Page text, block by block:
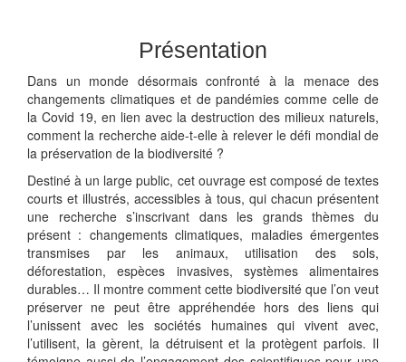
Présentation
Dans un monde désormais confronté à la menace des
changements climatiques et de pandémies comme celle de
la Covid 19, en lien avec la destruction des milieux naturels,
comment la recherche aide-t-elle à relever le défi mondial de
la préservation de la biodiversité ?
Destiné à un large public, cet ouvrage est composé de textes
courts et illustrés, accessibles à tous, qui chacun présentent
une recherche s’inscrivant dans les grands thèmes du
présent : changements climatiques, maladies émergentes
transmises par les animaux, utilisation des sols,
déforestation, espèces invasives, systèmes alimentaires
durables… Il montre comment cette biodiversité que l’on veut
préserver ne peut être appréhendée hors des liens qui
l’unissent avec les sociétés humaines qui vivent avec,
l’utilisent, la gèrent, la détruisent et la protègent parfois. Il